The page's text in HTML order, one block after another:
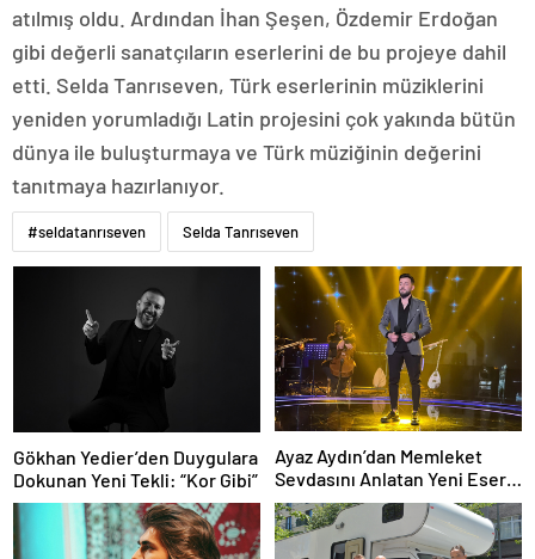
atılmış oldu. Ardından İhan Şeşen, Özdemir Erdoğan
gibi değerli sanatçıların eserlerini de bu projeye dahil
etti. Selda Tanrıseven, Türk eserlerinin müziklerini
yeniden yorumladığı Latin projesini çok yakında bütün
dünya ile buluşturmaya ve Türk müziğinin değerini
tanıtmaya hazırlanıyor.
#seldatanrıseven Selda Tanrıseven
Gökhan Yedier’den Duygulara
Dokunan Yeni Tekli: “Kor Gibi”
Ayaz Aydın’dan Memleket
Sevdasını Anlatan Yeni Eser:
“Biz Sivaslıyız”